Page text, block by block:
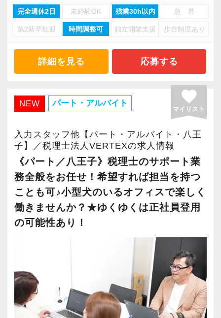
A. さまざまな業務を任せてもらえるので、以前
より成長スピードが上がったと感じています。
Q. 職場の雰囲気は？
A. 上司や先輩に相談しやすく、風通しの良い職
＜求める人材＞
・キャリアアップ志向のある方
・主体的に業務を進められる方
・顧客対応や提案業務に挑戦したい方
・資産税など専門性を高めたい方
・将来的にマネジメントに関わりたい方
＜まずはカジュアル面談へ＞
・仕事内容やキャリアを相談可
・ざっくばらんに質問OK
・納得後に選考へ進めます
・入社時期は柔軟に対応
・半年～1年の調整も可能
どの案件の実績も少なくありません。
見た事務的な処理ではなく、あくまで「人と
人」の会話やコミュニケーションから生まれる
所内には代表が飼っている小型犬(チワワ)がいま
す。
犬好きな方なら癒されながら働ける環境です。
一方で犬が苦手な方、アレルギーがある方など
は難しいかもしれません。
≪「会話」から生まれる信頼をサービスに昇華
させる醍醐味≫
私たちの仕事は「サービス業」だと考えていま
ただ資料やデータを見て、機械的に処理するだ
けでは、お客様と事務所双方にとって気持ちの
いい関係とは言えません。
完全週休2日 未経験OK 残業30h以内 急 募
第2新卒歓迎 時間調整可 独立開業支援 歩合制度あり
詳細を見る 応募する
NEW パート・アルバイト favorite
マイリスト
入力スタッフ他【パート・アルバイト・八王
子】／税理士法人VERTEXの求人情報
《パート／八王子》税理士のサポート業
務全般をお任せ！希望すれば担当を持つ
ことも可♪小型犬のいるオフィスで楽しく
働きませんか？★ゆくゆくは正社員登用
の可能性あり！